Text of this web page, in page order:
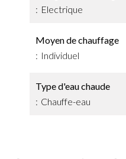
Electrique
Moyen de chauffage
Individuel
Type d'eau chaude
Chauffe-eau